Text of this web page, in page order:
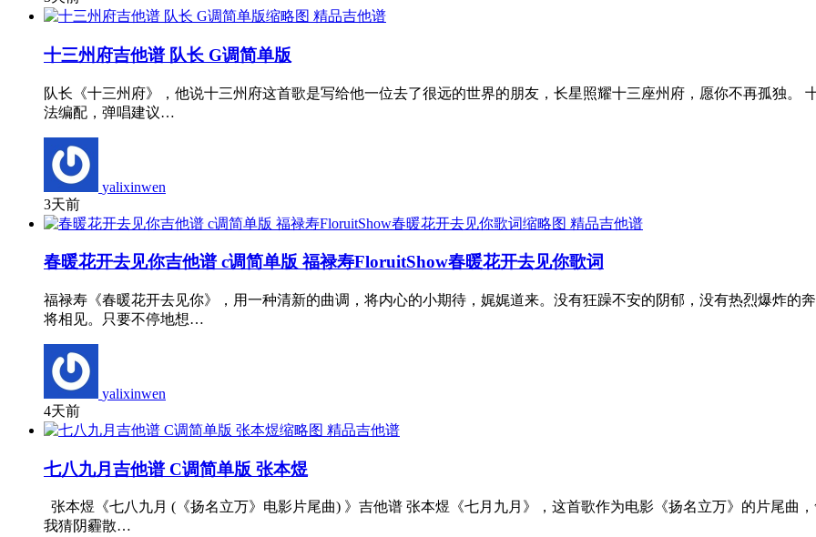
精品吉他谱
十三州府吉他谱 队长 G调简单版
队长《十三州府》，他说十三州府这首歌是写给他一位去了很远的世界的朋友，长星照耀十三座州府，愿你不再孤独。
法编配，弹唱建议…
yalixinwen
3天前
精品吉他谱
春暖花开去见你吉他谱 c调简单版 福禄寿FloruitShow春暖花开去见你歌词
福禄寿《春暖花开去见你》，用一种清新的曲调，将内心的小期待，娓娓道来。没有狂躁不安的阴郁，没有热烈爆炸的
将相见。只要不停地想…
yalixinwen
4天前
精品吉他谱
七八九月吉他谱 C调简单版 张本煜
张本煜《七八九月 (《扬名立万》电影片尾曲) 》吉他谱 张本煜《七月九月》，这首歌作为电影《扬名立万》的片尾曲
我猜阴霾散…